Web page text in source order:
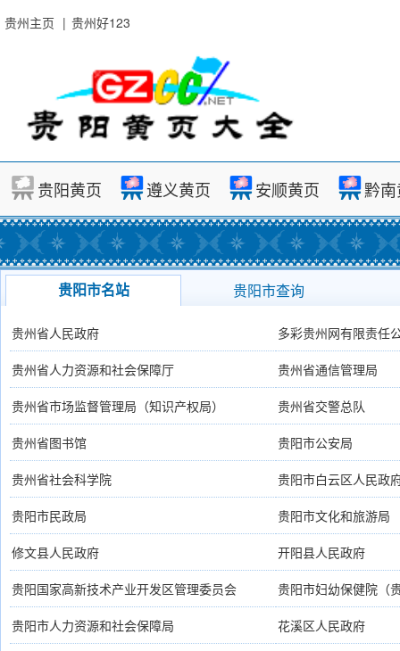
贵州主页 | 贵州好123
贵阳黄页 遵义黄页 安顺黄页 黔
贵阳市名站 贵阳市查询
贵州省人民政府 多彩贵州网有限责任
贵州省人力资源和社会保障厅 贵州省通信管理局
贵州省市场监督管理局（知识产权局） 贵州省交警总队
贵州省图书馆 贵阳市公安局
贵州省社会科学院 贵阳市白云区人民政
贵阳市民政局 贵阳市文化和旅游局
修文县人民政府 开阳县人民政府
贵阳国家高新技术产业开发区管理委员会 贵阳市妇幼保健院（
贵阳市人力资源和社会保障局 花溪区人民政府